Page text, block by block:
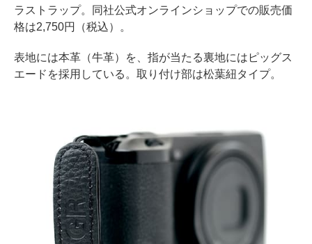
ラストラップ。同社公式オンラインショップでの販売価
格は2,750円（税込）。
表地には本革（牛革）を、指が当たる裏地にはピッグス
エードを採用している。取り付け部は松葉紐タイプ。